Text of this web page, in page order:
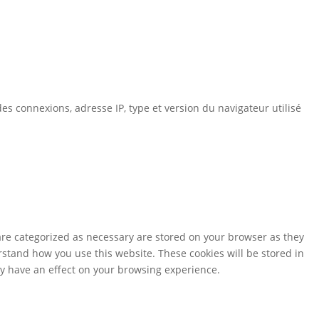
connexions, adresse IP, type et version du navigateur utilisé
categorized as necessary are stored on your browser as they
how you use this website. These cookies will be stored in
have an effect on your browsing experience.